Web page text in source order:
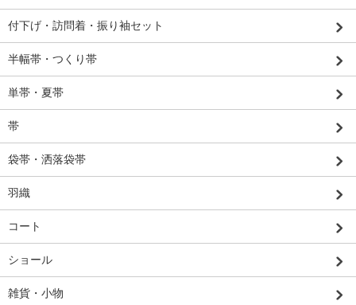
付下げ・訪問着・振り袖セット
半幅帯・つくり帯
単帯・夏帯
帯
袋帯・洒落袋帯
羽織
コート
ショール
雑貨・小物